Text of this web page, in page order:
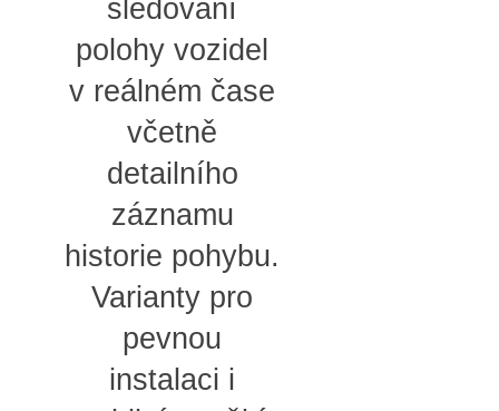
sledování
polohy vozidel
v reálném čase
včetně
detailního
záznamu
historie pohybu.
Varianty pro
pevnou
instalaci i